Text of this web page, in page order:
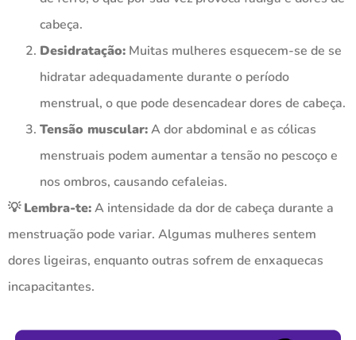
cabeça.
Desidratação: Muitas mulheres esquecem-se de se
hidratar adequadamente durante o período
menstrual, o que pode desencadear dores de cabeça.
Tensão muscular:A dor abdominal e as cólicas
menstruais podem aumentar a tensão no pescoço e
nos ombros, causando cefaleias.
💡Lembra-te:A intensidade da dor de cabeça durante a
menstruação pode variar. Algumas mulheres sentem
dores ligeiras, enquanto outras sofrem de enxaquecas
incapacitantes.